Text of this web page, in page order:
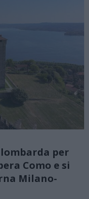
per
Como e si
Milano-